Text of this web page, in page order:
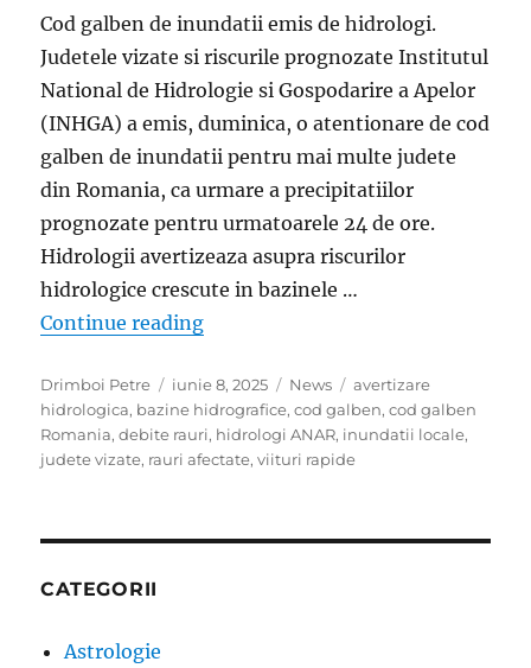
Cod galben de inundatii emis de hidrologi.
Judetele vizate si riscurile prognozate Institutul
National de Hidrologie si Gospodarire a Apelor
(INHGA) a emis, duminica, o atentionare de cod
galben de inundatii pentru mai multe judete
din Romania, ca urmare a precipitatiilor
prognozate pentru urmatoarele 24 de ore.
Hidrologii avertizeaza asupra riscurilor
hidrologice crescute in bazinele …
Continue reading„Cod galben pentru inundatii in
Author
Drimboi Petre
Posted
on
iunie 8, 2025 Categories
News Tags
avertizare
hidrologica, bazine hidrografice,cod galben,cod galben
Romania,debite rauri, hidrologi ANAR, inundatii locale,
judete vizate, rauri afectate,viituri rapide
CATEGORII
Astrologie